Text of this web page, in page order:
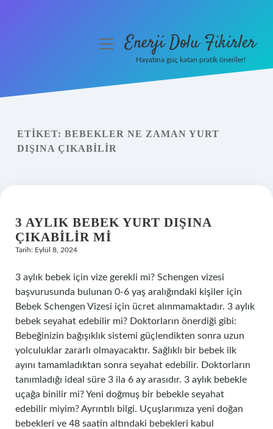
Yasal Uyarı
menüyüEnerji Dolu Fikirler
Hayatına güç katan pratik öneriler!
ETIKET: BEBEKLER NE ZAMAN YURT
DIŞINA ÇIKABILIR
3 AYLIK BEBEK YURT DIŞINA
ÇIKABILIR MI
Tarih: Eylül 8, 2024
3 aylık bebek için vize gerekli mi? Schengen vizesi
başvurusunda bulunan 0-6 yaş aralığındaki kişiler için
Bebek Schengen Vizesi için ücret alınmamaktadır. 3 aylık
bebek seyahat edebilir mi? Doktorların önerdiği gibi:
Bebeğinizin bağışıklık sistemi güçlendikten sonra uzun
yolculuklar zararlı olmayacaktır. Sağlıklı bir bebek ilk
ayını tamamladıktan sonra seyahat edebilir. Doktorların
tanımladığı ideal süre 3 ila 6 ay arasıdır. 3 aylık bebekle
uçağa binilir mi? Yeni doğmuş bir bebekle seyahat
edebilir miyim? Ayrıntılı bilgi. Uçuşlarımıza yeni doğan
bebekleri ve 48 saatin altındaki bebekleri kabul